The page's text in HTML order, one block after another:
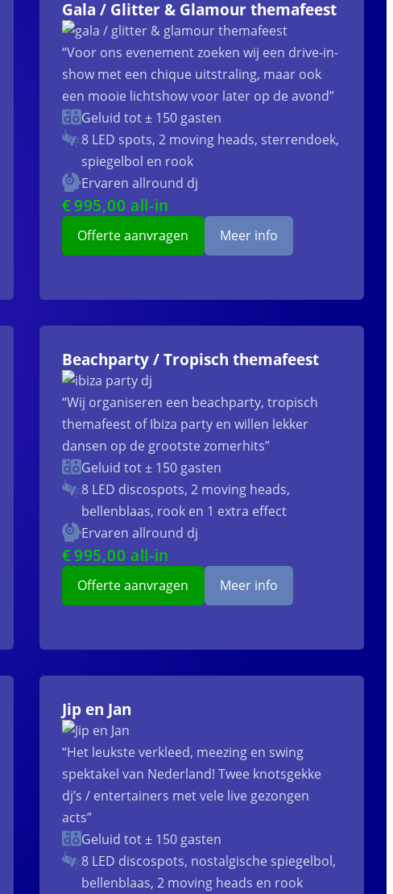
Gala / Glitter & Glamour themafeest
“Voor ons evenement zoeken wij een drive-in-
show met een chique uitstraling, maar ook
een mooie lichtshow voor later op de avond”
Geluid tot ± 150 gasten
8 LED spots, 2 moving heads, sterrendoek,
spiegelbol en rook
Ervaren allround dj
€995,00 all-in
Offerte aanvragen Meer info
Beachparty / Tropisch themafeest
“Wij organiseren een beachparty, tropisch
themafeest of Ibiza party en willen lekker
dansen op de grootste zomerhits”
Geluid tot ± 150 gasten
8 LED discospots, 2 moving heads,
bellenblaas, rook en 1 extra effect
Ervaren allround dj
€995,00 all-in
Offerte aanvragen Meer info
Jip en Jan
“Het leukste verkleed, meezing en swing
spektakel van Nederland! Twee knotsgekke
dj’s / entertainers met vele live gezongen
acts”
Geluid tot ± 150 gasten
8 LED discospots, nostalgische spiegelbol,
bellenblaas, 2 moving heads en rook